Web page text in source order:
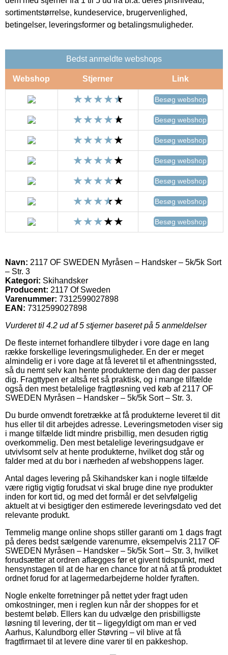
sortimentstørrelse, kundeservice, brugervenlighed,
betingelser, leveringsformer og betalingsmuligheder.
Bedst anmeldte webshops
Webshop Stjerner Link
Besøg webshop
Besøg webshop
Besøg webshop
Besøg webshop
Besøg webshop
Besøg webshop
Besøg webshop
Navn: 2117 OF SWEDEN Myråsen – Handsker – 5k/5k Sort
– Str. 3
Kategori: Skihandsker
Producent: 2117 Of Sweden
Varenummer: 7312599027898
EAN: 7312599027898
Vurderet til 4.2 ud af 5 stjerner baseret på 5 anmeldelser
De fleste internet forhandlere tilbyder i vore dage en lang
række forskellige leveringsmuligheder. En der er meget
almindelig er i vore dage at få leveret til et afhentningssted,
så du nemt selv kan hente produkterne den dag der passer
dig. Fragttypen er altså ret så praktisk, og i mange tilfælde
også den mest betalelige fragtløsning ved køb af 2117 OF
SWEDEN Myråsen – Handsker – 5k/5k Sort – Str. 3.
Du burde omvendt foretrække at få produkterne leveret til dit
hus eller til dit arbejdes adresse. Leveringsmetoden viser sig
i mange tilfælde lidt mindre prisbillig, men desuden rigtig
overkommelig. Den mest betalelige leveringsudgave er
utvivlsomt selv at hente produkterne, hvilket dog står og
falder med at du bor i nærheden af webshoppens lager.
Antal dages levering på Skihandsker kan i nogle tilfælde
være rigtig vigtig forudsat vi skal bruge dine nye produkter
inden for kort tid, og med det formål er det selvfølgelig
aktuelt at vi besigtiger den estimerede leveringsdato ved det
relevante produkt.
Temmelig mange online shops stiller garanti om 1 dags fragt
på deres bedst sælgende varenumre, eksempelvis 2117 OF
SWEDEN Myråsen – Handsker – 5k/5k Sort – Str. 3, hvilket
forudsætter at ordren aflægges før et givent tidspunkt, med
hensynstagen til at de har en chance for at nå at få produktet
ordnet forud for at lagermedarbejderne holder fyraften.
Nogle enkelte forretninger på nettet yder fragt uden
omkostninger, men i reglen kun når der shoppes for et
bestemt beløb. Ellers kan du udvælge den prisbilligste
løsning til levering, der tit – ligegyldigt om man er ved
Aarhus, Kalundborg eller Støvring – vil blive at få
fragtfirmaet til at levere dine varer til en pakkeshop.